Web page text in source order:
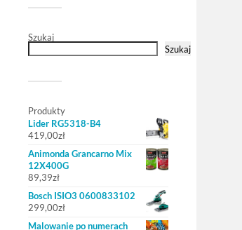
Szukaj
Szukaj
Produkty
Lider RG5318-B4
419,00zł
Animonda Grancarno Mix
12X400G
89,39zł
Bosch ISIO3 0600833102
299,00zł
Malowanie po numerach